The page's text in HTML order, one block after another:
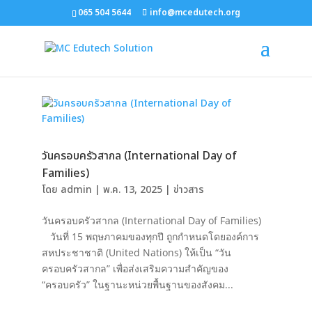
065 504 5644 info@mcedutech.org
วันครอบครัวสากล (International Day of
Families)
โดย admin | พ.ค. 13, 2025| ข่าวสาร
วันครอบครัวสากล (International Day of Families)
วันที่ 15 พฤษภาคมของทุกปี ถูกกำหนดโดยองค์การ
สหประชาชาติ (United Nations) ให้เป็น “วัน
ครอบครัวสากล” เพื่อส่งเสริมความสำคัญของ
“ครอบครัว” ในฐานะหน่วยพื้นฐานของสังคม...